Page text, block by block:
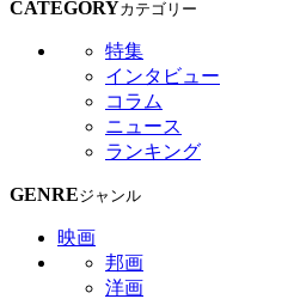
CATEGORYカテゴリー
特集
インタビュー
コラム
ニュース
ランキング
GENREジャンル
映画
邦画
洋画